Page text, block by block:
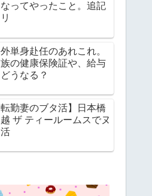
ってやったこと。追記
単身赴任のあれこれ。
の健康保険証や、給与
うなる？
転勤妻のブタ活】日本橋
ザ ティールームスでヌ